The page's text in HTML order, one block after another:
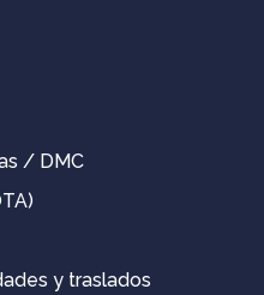
/ DMC
y traslados